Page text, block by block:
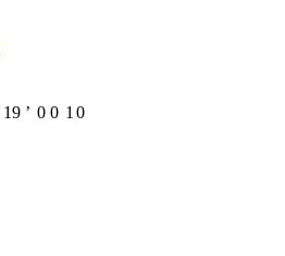
19 ʼ 0 0 1 0